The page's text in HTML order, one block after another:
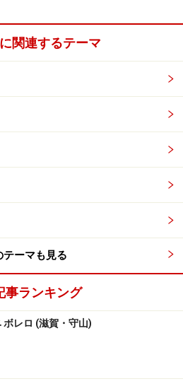
「奈良茶と当帰」と名付けられた
供されます。
が6,500円(税+8%)、ディナーコ
別)からとなっており、今回は
介です。
ーブ」の後は、「枯れ木と落ち
が登場です。葉は「タラ」や
ーメリック」「黒胡椒」で作
る落ち葉の風景とイメージが重
関連するテーマ
テーマも見る
事ランキング
ボレロ (滋賀・守山)